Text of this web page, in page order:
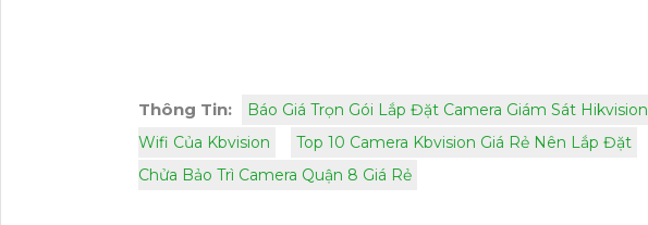
Thông Tin: Báo Giá Trọn Gói Lắp Đặt Camera Giám Sát Hikvision
Wifi Của Kbvision
Top 10 Camera Kbvision Giá Rẻ Nên Lắp Đặt
Chửa Bảo Trì Camera Quận 8 Giá Rẻ